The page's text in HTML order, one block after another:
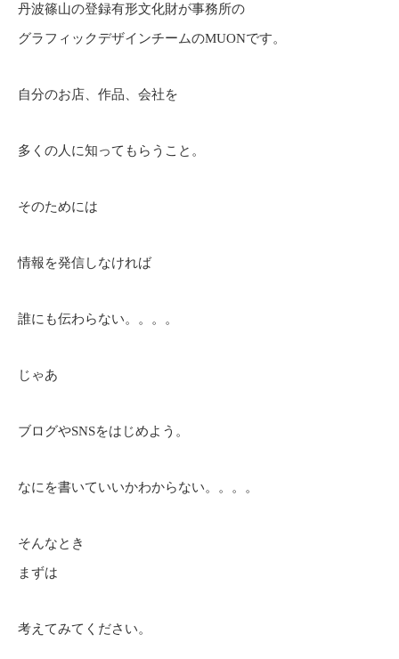
丹波篠山の登録有形文化財が事務所の
グラフィックデザインチームのMUONです。
自分のお店、作品、会社を
多くの人に知ってもらうこと。
そのためには
情報を発信しなければ
誰にも伝わらない。。。。
じゃあ
ブログやSNSをはじめよう。
なにを書いていいかわからない。。。。
そんなとき
まずは
考えてみてください。